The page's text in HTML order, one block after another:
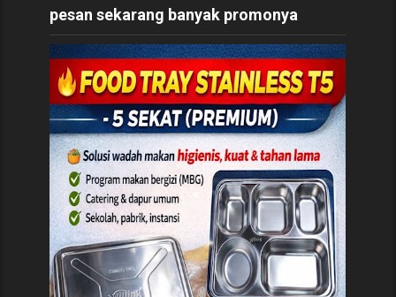
pesan sekarang banyak promonya